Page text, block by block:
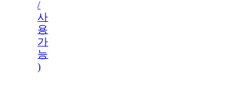
/
사
용
가
능
)